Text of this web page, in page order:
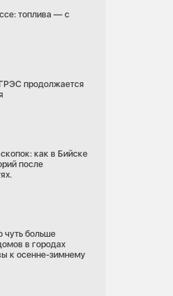
топлива — с
продолжается
как в Бийске
после
чуть больше
в городах
к осенне-зимнему